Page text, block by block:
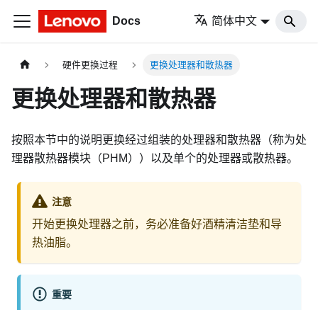
Docs 简体中文
硬件更换过程 更换处理器和散热器
更换处理器和散热器
按照本节中的说明更换经过组装的处理器和散热器（称为处
理器散热器模块（PHM））以及单个的处理器或散热器。
注意
开始更换处理器之前，务必准备好酒精清洁垫和导
热油脂。
重要